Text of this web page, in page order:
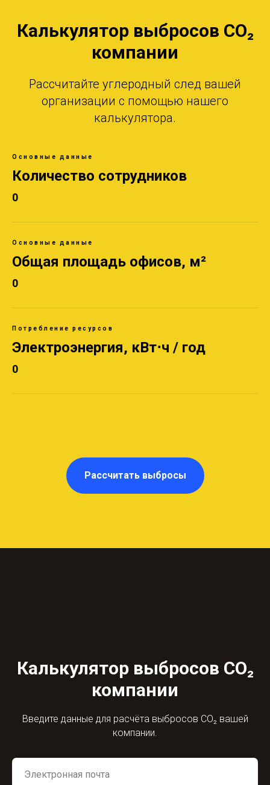
Калькулятор выбросов CO₂
компании
Рассчитайте углеродный след вашей
организации с помощью нашего
калькулятора.
Основные данные
Количество сотрудников
0
Основные данные
Общая площадь офисов, м²
0
Потребление ресурсов
Электроэнергия, кВт⋅ч / год
0
Рассчитать выбросы
Калькулятор выбросов CO₂
компании
Введите данные для расчёта выбросов CO₂ вашей
компании.